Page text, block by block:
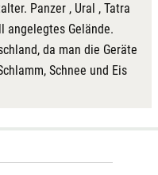
Panzer , Ural , Tatra
angelegtes Gelände.
da man die Geräte
Schnee und Eis